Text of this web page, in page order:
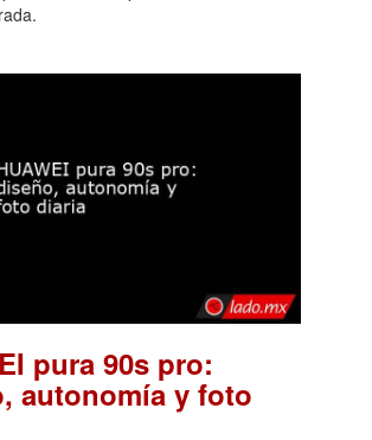
pura 90s pro:
autonomía y foto